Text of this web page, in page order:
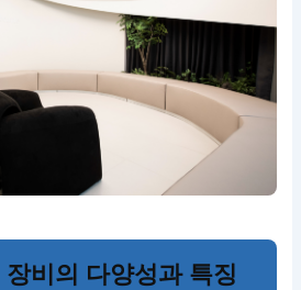
비의 다양성과 특징